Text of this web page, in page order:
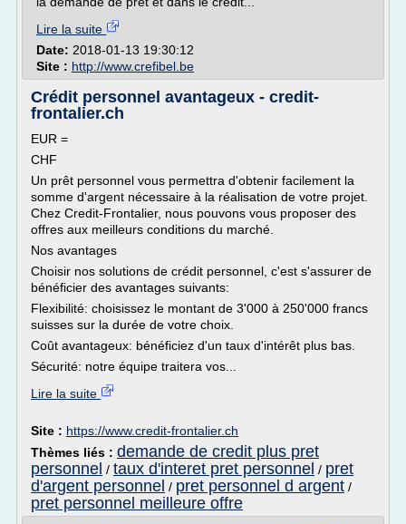
Lire la suite
Date: 2018-01-13 19:30:12
Site : http://www.crefibel.be
Crédit personnel avantageux - credit-
frontalier.ch
EUR =
CHF
Un prêt personnel vous permettra d'obtenir facilement la
somme d'argent nécessaire à la réalisation de votre projet.
Chez Credit-Frontalier, nous pouvons vous proposer des
offres aux meilleurs conditions du marché.
Nos avantages
Choisir nos solutions de crédit personnel, c'est s'assurer de
bénéficier des avantages suivants:
Flexibilité: choisissez le montant de 3'000 à 250'000 francs
suisses sur la durée de votre choix.
Coût avantageux: bénéficiez d'un taux d'intérêt plus bas.
Sécurité: notre équipe traitera vos...
Lire la suite
Site : https://www.credit-frontalier.ch
Thèmes liés : demande de credit plus pret
personnel / taux d'interet pret personnel / pret
d'argent personnel / pret personnel d argent /
pret personnel meilleure offre